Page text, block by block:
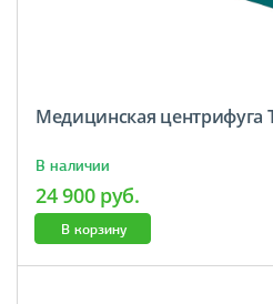
Медицинская центрифуга
В наличии
24 900 руб.
В корзину